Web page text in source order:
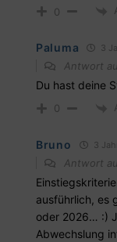
0
Paluma 3
Antwort
Du hast deine
0
Bruno 3
Antwort
ausführlich, es
oder 2026… :)
Abwechslung